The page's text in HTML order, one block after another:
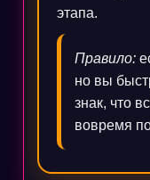
этапа.
Правило:
но вы
знак, что
вовремя